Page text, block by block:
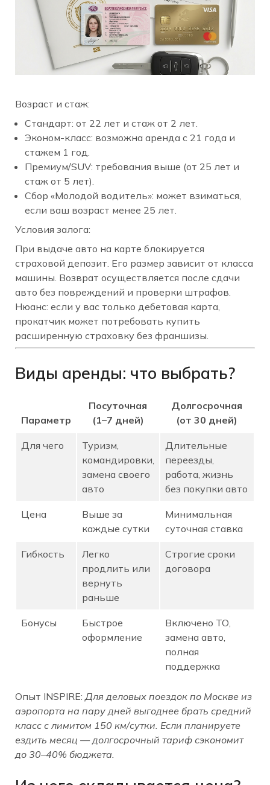
Возраст и стаж:
Стандарт: от 22 лет и стаж от 2 лет.
Эконом-класс: возможна аренда с 21 года и
стажем 1 год.
Премиум/SUV: требования выше (от 25 лет и
стаж от 5 лет).
Сбор «Молодой водитель»: может взиматься,
если ваш возраст менее 25 лет.
Условия залога:
При выдаче авто на карте блокируется
страховой депозит. Его размер зависит от класса
машины. Возврат осуществляется после сдачи
авто без повреждений и проверки штрафов.
Нюанс: если у вас только дебетовая карта,
прокатчик может потребовать купить
расширенную страховку без франшизы.
Виды аренды: что выбрать?
Параметр
Посуточная
(1–7 дней)
Долгосрочная
(от 30 дней)
Для чего
Туризм,
командировки,
замена своего
авто
Длительные
переезды,
работа, жизнь
без покупки авто
Цена
Выше за
каждые сутки
Минимальная
суточная ставка
Гибкость
Легко
продлить или
вернуть
раньше
Строгие сроки
договора
Бонусы
Быстрое
оформление
Включено ТО,
замена авто,
полная
поддержка
Опыт INSPIRE:Для деловых поездок по Москве из
аэропорта на пару дней выгоднее брать средний
класс с лимитом 150 км/сутки. Если планируете
ездить месяц — долгосрочный тариф сэкономит
до 30–40% бюджета.